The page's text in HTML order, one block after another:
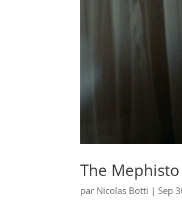
The
par Nicolas Botti |Sep